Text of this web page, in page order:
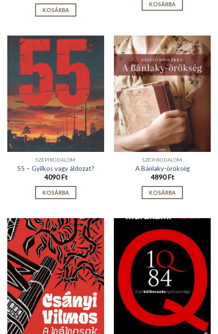
KOSÁRBA
KOSÁRBA
SZÉPIRODALOM
55 – Gyilkos vagy áldozat?
4090Ft
KOSÁRBA
SZÉPIRODALOM
A Bánlaky-örökség
4890Ft
KOSÁRBA